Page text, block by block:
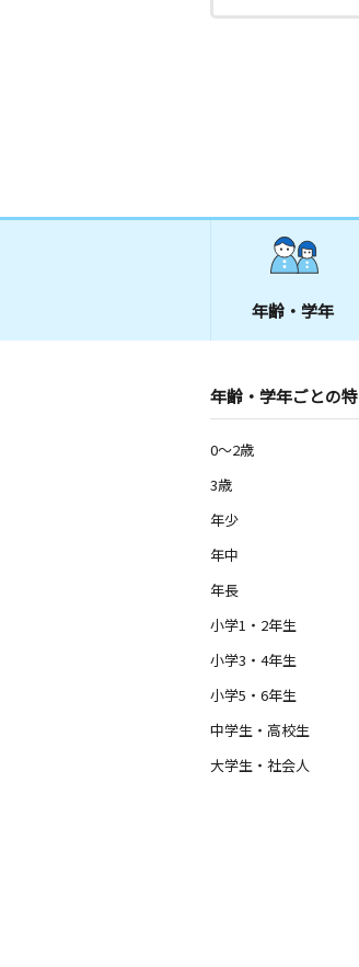
年齢・学年
年齢・学年ごとの
0～2歳
3歳
年少
年中
年長
小学1・2年生
小学3・4年生
小学5・6年生
中学生・高校生
大学生・社会人